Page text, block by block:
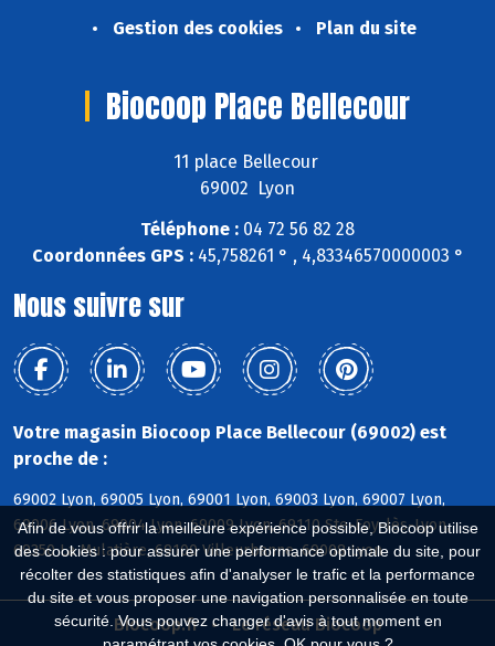
Afin de vous offrir la meilleure expérience possible, Biocoop utilise
des cookies : pour assurer une performance optimale du site, pour
récolter des statistiques afin d'analyser le trafic et la performance
du site et vous proposer une navigation personnalisée en toute
sécurité. Vous pouvez changer d'avis à tout moment en
Gestion des cookies
Plan du site
Biocoop Place Bellecour
11 place Bellecour
69002 Lyon
Téléphone : 04 72 56 82 28
Coordonnées GPS :45,758261 ° , 4,83346570000003 °
Nous suivre sur
Votre magasin Biocoop Place Bellecour (69002) est
proche de :
69002 Lyon, 69005 Lyon, 69001 Lyon, 69003 Lyon, 69007 Lyon,
69006 Lyon, 69004 Lyon, 69009 Lyon, 69110 Ste-Foy-lès-Lyon,
69350 La Mulatière, 69100 Villeurbanne, 69008 Lyon
Biocoop.fr
Le réseau Biocoop